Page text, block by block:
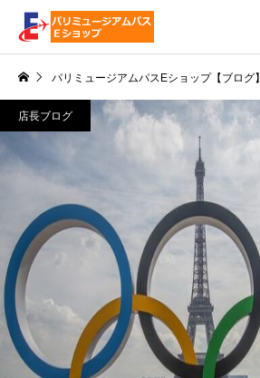
パリミュージアムパスEショップ【ブログ】
店長ブログ